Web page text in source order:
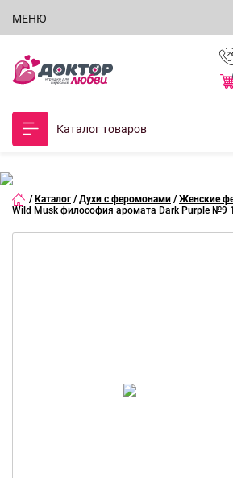
МЕНЮ
Каталог товаров
/ Каталог / Духи с феромонами / Женские
Wild Musk философия аромата Dark Purple №9